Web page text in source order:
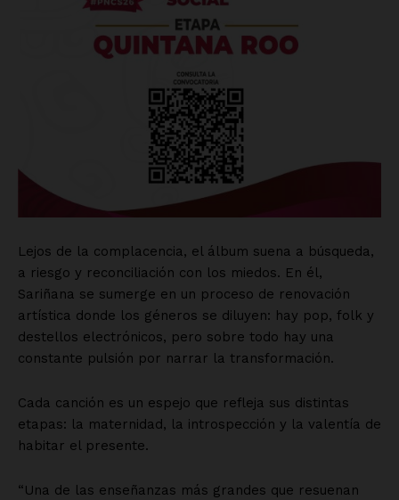
Lejos de la complacencia, el álbum suena a búsqueda,
a riesgo y reconciliación con los miedos. En él,
Sariñana se sumerge en un proceso de renovación
artística donde los géneros se diluyen: hay pop, folk y
destellos electrónicos, pero sobre todo hay una
constante pulsión por narrar la transformación.
Cada canción es un espejo que refleja sus distintas
etapas: la maternidad, la introspección y la valentía de
habitar el presente.
“Una de las enseñanzas más grandes que resuenan